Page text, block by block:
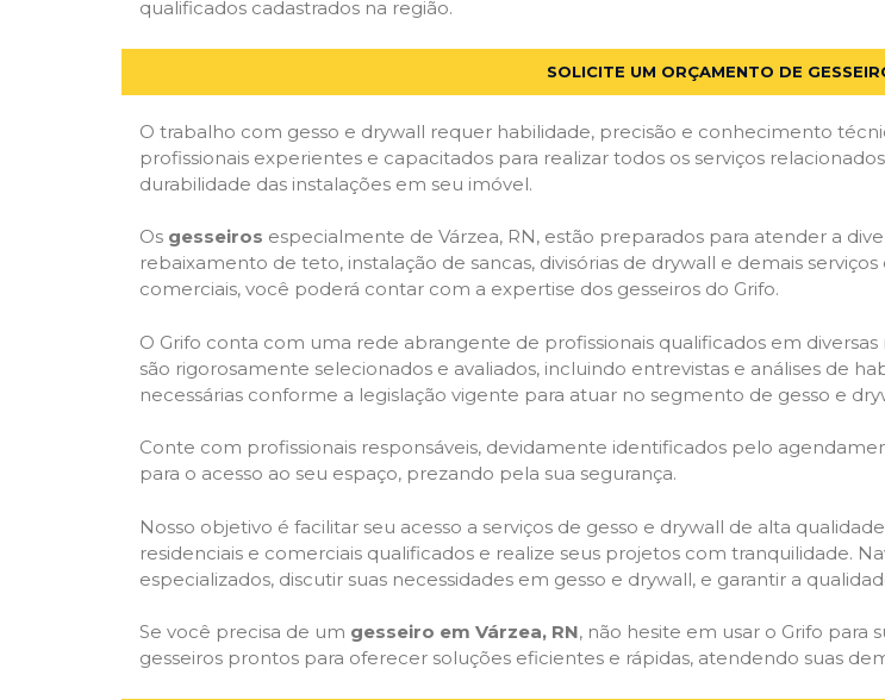
qualificados cadastrados na região.
SOLICITE UM ORÇAMENTO DE
O trabalho com gesso e drywall requer habilidade, precisão e conhecimento
profissionais experientes e capacitados para realizar todos os serviços
durabilidade das instalações em seu imóvel.
Os gesseiros especialmente de Várzea, RN, estão preparados para atender a
rebaixamento de teto, instalação de sancas, divisórias de drywall e demais
comerciais, você poderá contar com a expertise dos gesseiros do Grifo.
O Grifo conta com uma rede abrangente de profissionais qualificados em
são rigorosamente selecionados e avaliados, incluindo entrevistas e análises de
necessárias conforme a legislação vigente para atuar no segmento de gesso e
Conte com profissionais responsáveis, devidamente identificados pelo
para o acesso ao seu espaço, prezando pela sua segurança.
Nosso objetivo é facilitar seu acesso a serviços de gesso e drywall de alta
residenciais e comerciais qualificados e realize seus projetos com tranquilidade.
especializados, discutir suas necessidades em gesso e drywall, e garantir a
Se você precisa de um gesseiro em Várzea, RN, não hesite em usar o Grifo para
gesseiros prontos para oferecer soluções eficientes e rápidas, atendendo suas